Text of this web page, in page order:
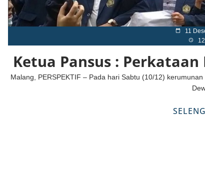
11
Ketua Pansus :
Malang, PERSPEKTIF – Pada hari Sabtu (10/12)